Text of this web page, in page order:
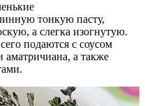
тонкую пасту,
а слегка изогнутую.
подаются с соусом
аматричиана, а также